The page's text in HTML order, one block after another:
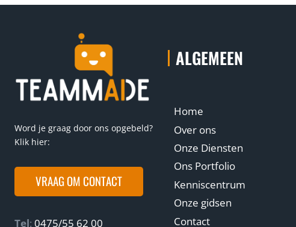
Word je graag door ons opgebeld?
Klik hier:
VRAAG OM CONTACT
Tel: 0475/55 62 00
ALGEMEEN
Home
Over ons
Onze Diensten
Ons Portfolio
Kenniscentrum
Onze gidsen
Contact